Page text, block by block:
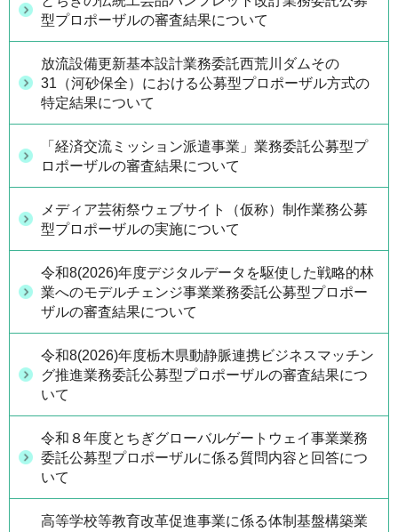
型プロポーザルの審査結果について
放流設備更新基本設計業務委託西荒川ダムその
31（河砂保全）における公募型プロポーザル方式の
特定結果について
「経済交流ミッション派遣事業」業務委託公募型プ
ロポーザルの審査結果について
メディア芸術祭ウェブサイト（仮称）制作業務公募
型プロポーザルの実施について
令和8(2026)年度デジタルデータを駆使した戦略的林
業へのモデルチェンジ事業業務委託公募型プロポー
ザルの審査結果について
令和8(2026)年度栃木県動静脈連携ビジネスマッチン
グ推進業務委託公募型プロポーザルの審査結果につ
いて
令和８年度とちぎグローバルゲートウェイ事業業務
委託公募型プロポーザルに係る質問内容と回答につ
いて
高等学校等教育改革促進事業に係る体制基盤構築業